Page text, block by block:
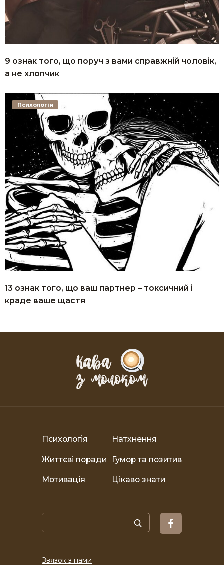
9 ознак того, що поруч з вами справжній чоловік,
а не хлопчик
13 ознак того, що ваш партнер – токсичний і
краде ваше щастя
Психологія
Психологія Натхнення
Життєві поради Гумор та позитив
Мотивація Цікаво знати
Звязок з нами